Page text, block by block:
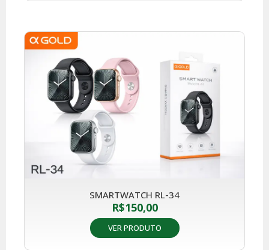
SMARTWATCH RL-34
R$150,00
VER PRODUTO